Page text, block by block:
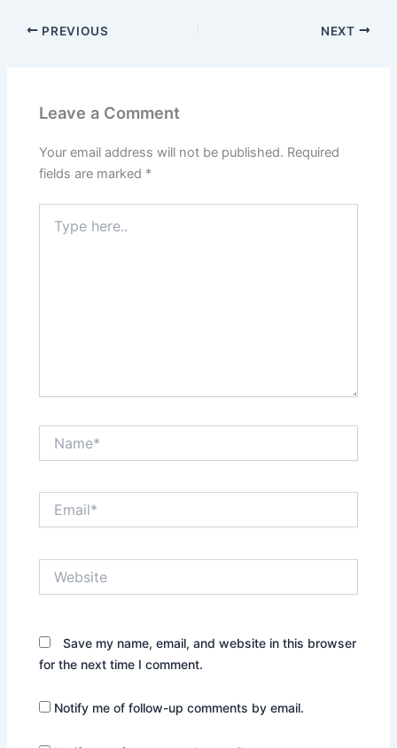
c
e
o
k
at
s
p
PREVIOUS NEXT
Leave a Comment
Your email address will not be published. Required
fields are marked *
here..
Save my name, email, and website in this browser
for the next time I comment.
Notify me of follow-up comments by email.